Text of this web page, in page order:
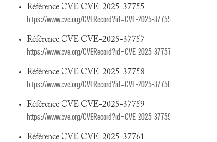
Référence CVE CVE-2025-37755
https://www.cve.org/CVERecord?id=CVE-2025-37755
Référence CVE CVE-2025-37757
https://www.cve.org/CVERecord?id=CVE-2025-37757
Référence CVE CVE-2025-37758
https://www.cve.org/CVERecord?id=CVE-2025-37758
Référence CVE CVE-2025-37759
https://www.cve.org/CVERecord?id=CVE-2025-37759
Référence CVE CVE-2025-37761